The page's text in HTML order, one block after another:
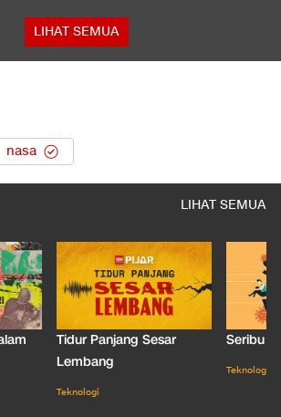
LIHAT SEMUA
nasa
LIHAT SEMUA
Tidur Panjang Sesar
Lembang
Teknologi
Seribu
Teknologi